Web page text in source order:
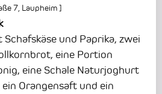
7 Laupheim]
und Paprika, zwei
eine Portion
eine Schale Naturjoghurt
Orangensaft und ein